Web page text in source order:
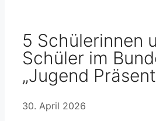
5 Schülerinnen
Schüler im
„Jugend
30. April 2026